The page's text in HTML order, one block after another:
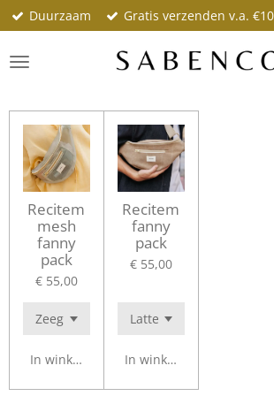
Ga
direct
naar
de
Duurzaam Gratis verzenden v.a.
Recitem
mesh
fanny
pack
€ 55,00
In winkelwagen
Recitem
fanny
pack
€ 55,00
In winkelwagen